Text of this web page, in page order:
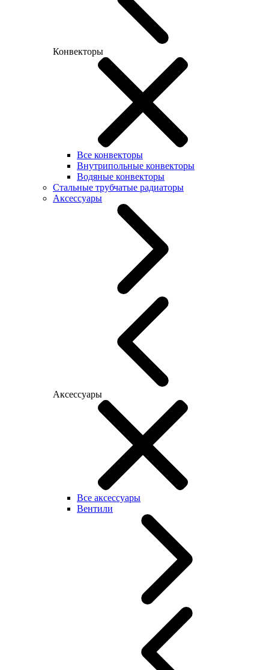
Конвекторы
Все конвекторы
Внутрипольные конвекторы
Водяные конвекторы
Стальные трубчатые радиаторы
Аксессуары
Аксессуары
Все аксессуары
Вентили